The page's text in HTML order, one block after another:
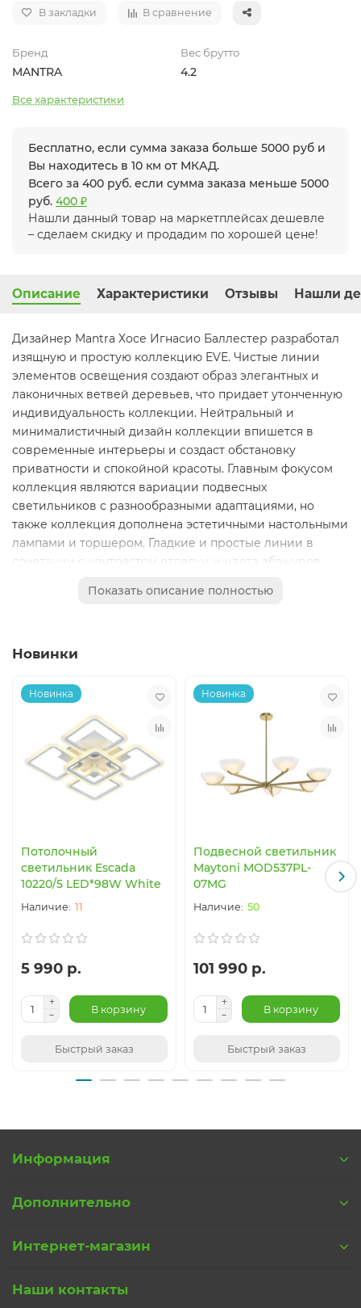
В закладки В сравнение
Бренд
MANTRA
Вес брутто
4.2
Все характеристики
Бесплатно, если сумма заказа больше 5000 руб и
Вы находитесь в 10 км от МКАД.
Всего за 400 руб. если сумма заказа меньше 5000
руб. 400 ₽
Нашли данный товар на маркетплейсах дешевле
– сделаем скидку и продадим по хорошей цене!
Описание Характеристики Отзывы Нашли
Дизайнер Mantra Хосе Игнасио Баллестер разработал
изящную и простую коллекцию EVE. Чистые линии
элементов освещения создают образ элегантных и
лаконичных ветвей деревьев, что придает утонченную
индивидуальность коллекции. Нейтральный и
минималистичный дизайн коллекции впишется в
современные интерьеры и создаст обстановку
приватности и спокойной красоты. Главным фокусом
коллекция являются вариации подвесных
светильников с разнообразными адаптациями, но
также коллекция дополнена эстетичными настольными
лампами и торшером. Гладкие и простые линии в
сочетании с контрастом отделки и цвета абажуров
японского сада. Светильники коллекции имеют
белым цветом абажура.
Показать описание полностью
Новинки
Новинка
Потолочный
светильник Escada
10220/5 LED*98W White
11
5 990 р.
В корзину
Быстрый заказ
Новинка
Подвесной светильник
Maytoni MOD537PL-
07MG
50
101 990 р.
В корзину
Быстрый заказ
Информация
Дополнительно
Интернет-магазин
Наши контакты